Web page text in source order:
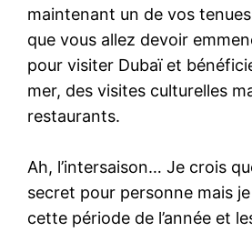
maintenant un de vos
que vous allez devoir
pour visiter Dubaï et
mer, des visites culturelles
restaurants.
Ah, l’intersaison… Je crois
secret pour personne mais je
cette période de l’année et